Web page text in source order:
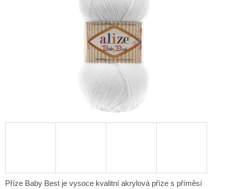
Příze Baby Best je vysoce kvalitní akrylová příze s příměsí